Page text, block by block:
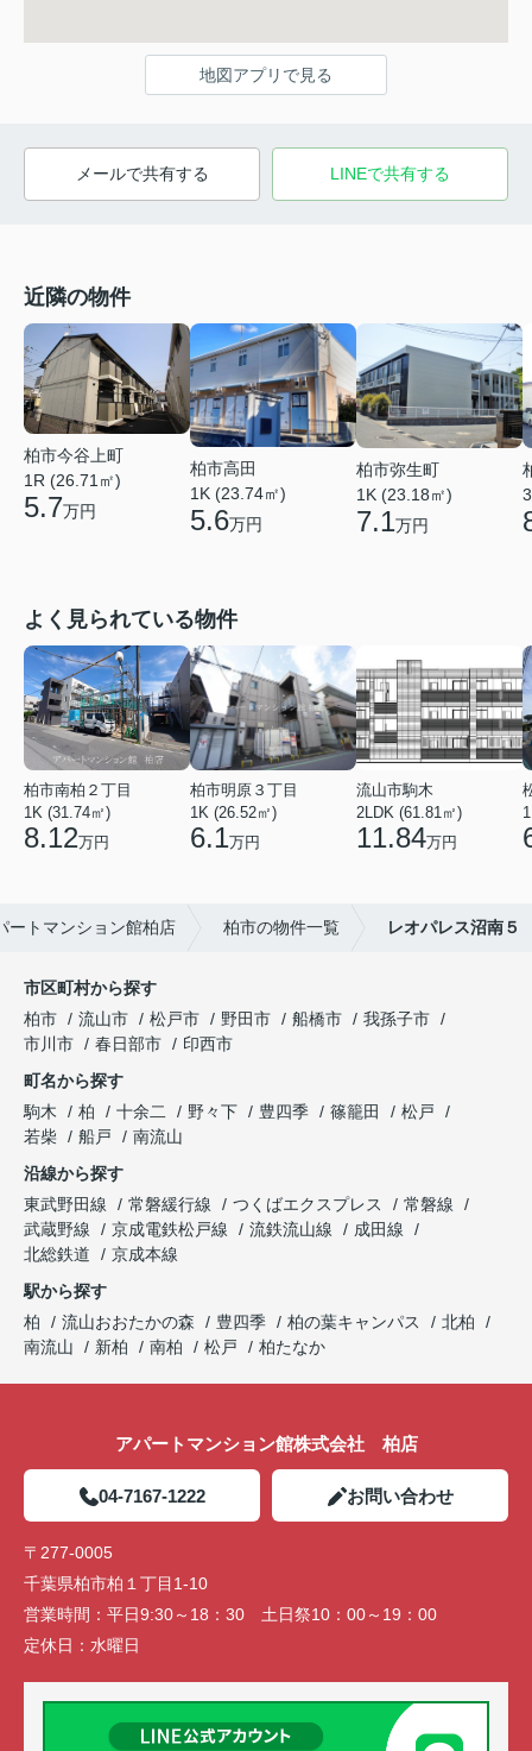
地図アプリで見る
メールで共有する LINEで共有する
近隣の物件
柏市今谷上町
1R (26.71㎡)
5.7万円
柏市高田
1K (23.74㎡)
5.6万円
柏市弥生町
1K (23.18㎡)
7.1万円
よく見られている物件
柏市南柏２丁目
1K (31.74㎡)
8.12万円
柏市明原３丁目
1K (26.52㎡)
6.1万円
流山市駒木
2LDK (61.81㎡)
11.84万円
ートマンション館柏店 柏市の物件一覧 レオパレス沼南５
市区町村から探す
柏市
流山市 松戸市 野田市 船橋市
我孫子市
市川市
春日部市
印西市
町名から探す
駒木
柏 十余二 野々下 豊四季 篠籠田
松戸
若柴
船戸
南流山
沿線から探す
東武野田線
常磐緩行線 つくばエクスプレス
常磐線
武蔵野線
京成電鉄松戸線 流鉄流山線
成田線
北総鉄道
京成本線
駅から探す
柏
流山おおたかの森 豊四季 柏の葉キャンパス
北柏
南流山
新柏 南柏 松戸 柏たなか
アパートマンション館株式会社 柏店
04-7167-1222 お問い合わせ
〒277-0005
千葉県柏市柏１丁目1-10
営業時間： 平日9:30～18：30 土日祭10：00～19：00
定休日： 水曜日